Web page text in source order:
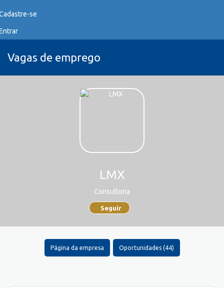
se
Vagas de emprego
LMX
Consultoria
Seguir
Página da empresa Oportunidades (44)